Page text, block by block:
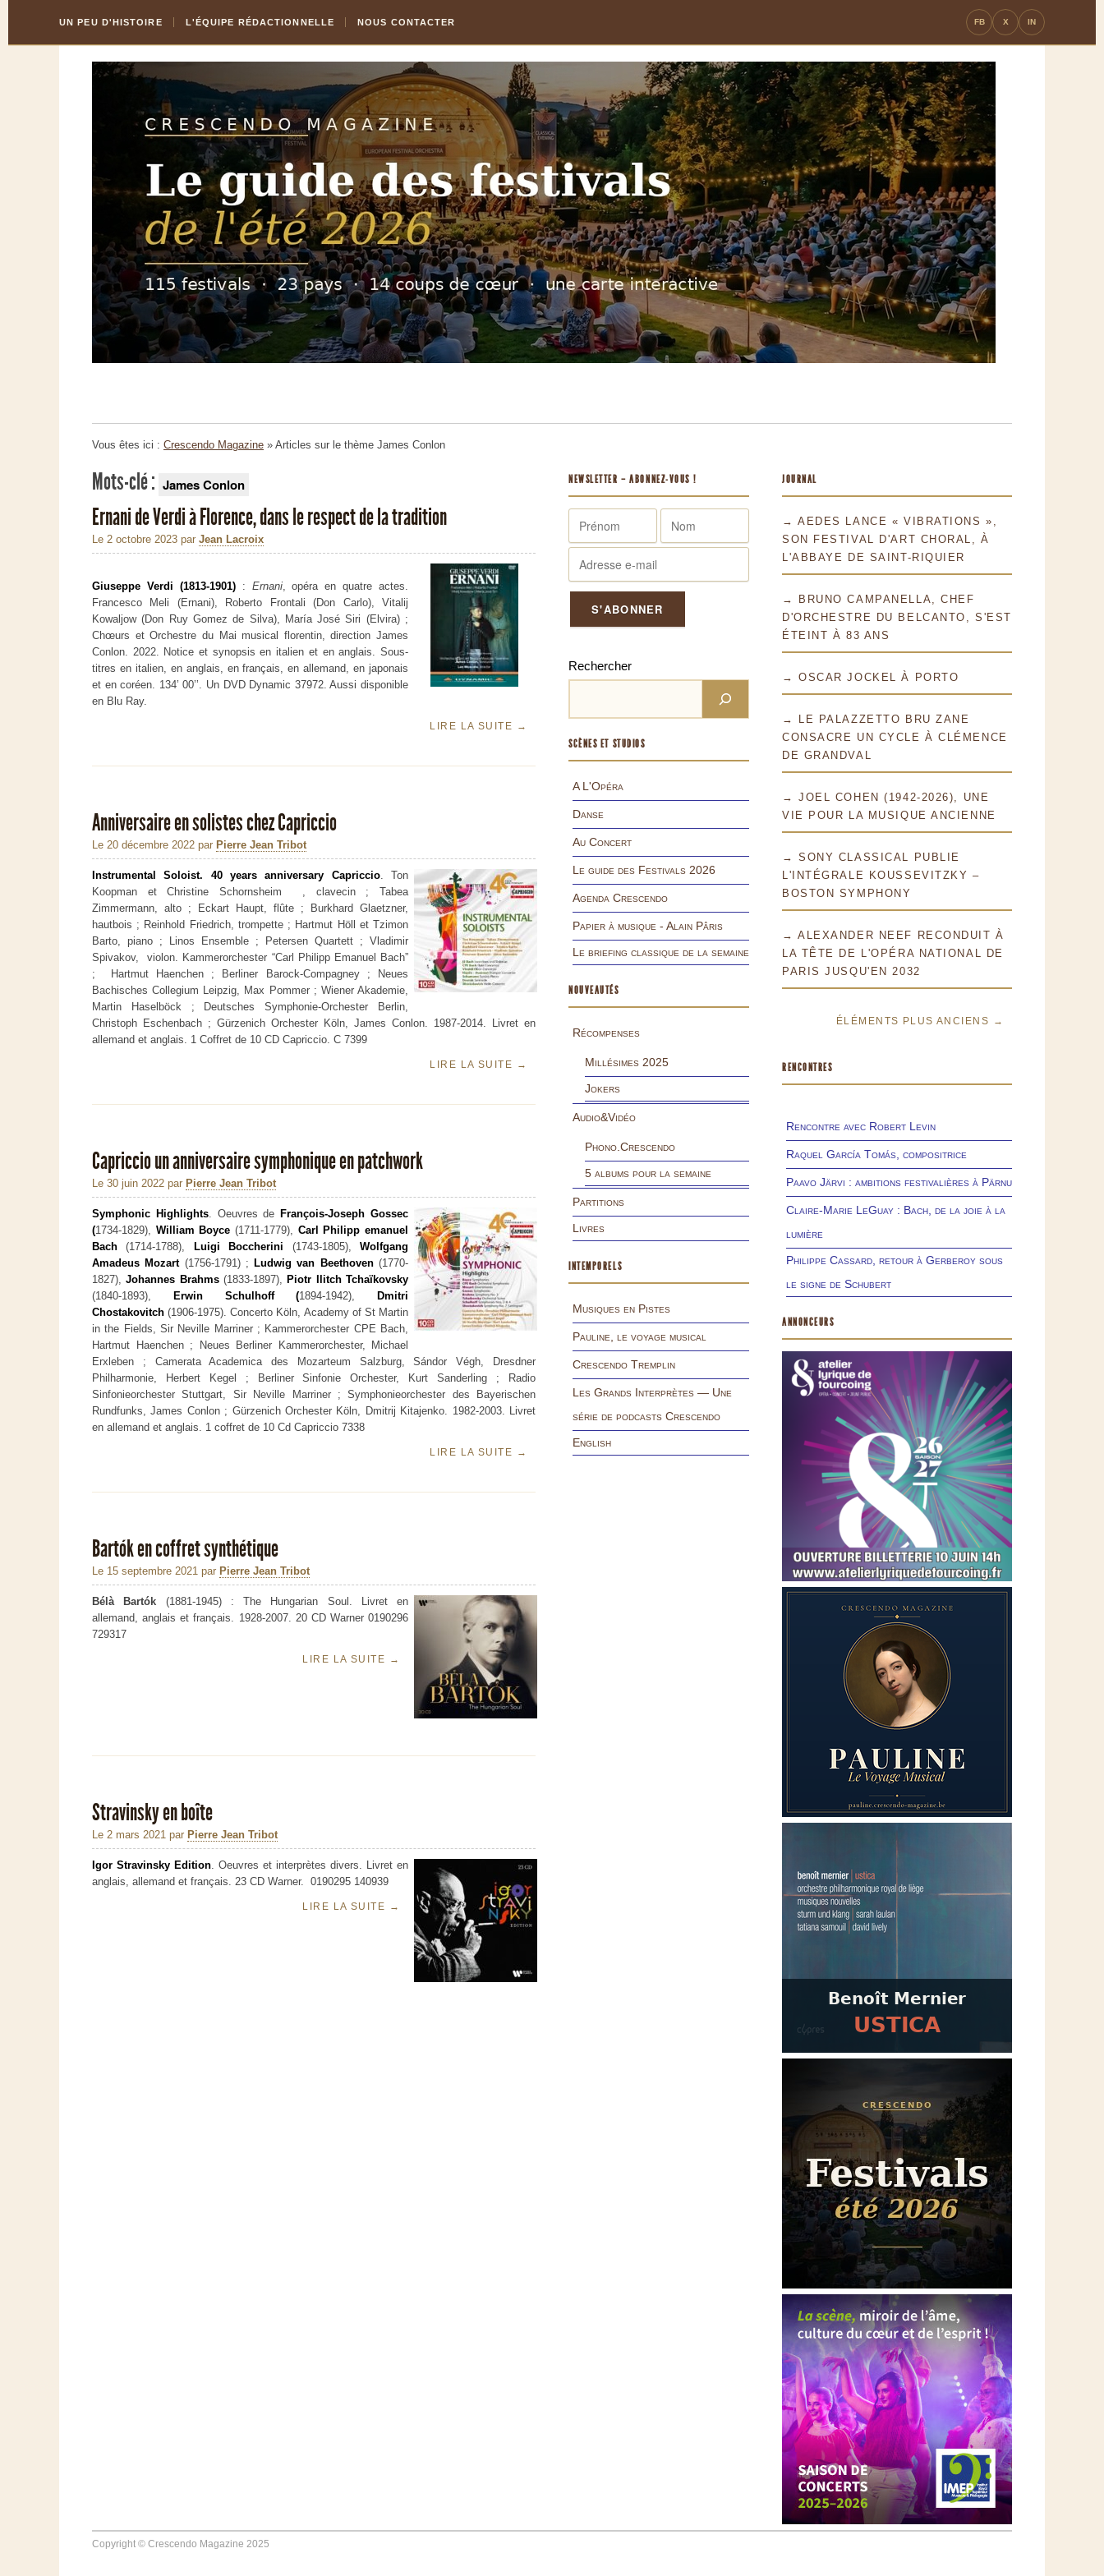
Content
la
UN PEU D'HISTOIRE L'ÉQUIPE RÉDACTIONNELLE NOUS CONTACTER FB X IN
Vous êtes ici : Crescendo Magazine » Articles sur le thème James Conlon
Mots-clé : James Conlon
Ernani de Verdi à Florence, dans le respect de la tradition
Le 2 octobre 2023 par Jean Lacroix
Giuseppe Verdi (1813-1901) : Ernani, opéra en quatre actes.
Francesco Meli (Ernani), Roberto Frontali (Don Carlo), Vitalij
Kowaljow (Don Ruy Gomez de Silva), María José Siri (Elvira) ;
Chœurs et Orchestre du Mai musical florentin, direction James
Conlon. 2022. Notice et synopsis en italien et en anglais. Sous-
titres en italien, en anglais, en français, en allemand, en japonais
et en coréen. 134’ 00’’. Un DVD Dynamic 37972. Aussi disponible
en Blu Ray.
LIRE LA SUITE →
Anniversaire en solistes chez Capriccio
Le 20 décembre 2022 par Pierre Jean Tribot
Instrumental Soloist. 40 years anniversary Capriccio. Ton
Koopman et Christine Schornsheim , clavecin ; Tabea
Zimmermann, alto ; Eckart Haupt, flûte ; Burkhard Glaetzner,
hautbois ; Reinhold Friedrich, trompette ; Hartmut Höll et Tzimon
Barto, piano ; Linos Ensemble ; Petersen Quartett ; Vladimir
Spivakov, violon. Kammerorchester “Carl Philipp Emanuel Bach”
; Hartmut Haenchen ; Berliner Barock-Compagney ; Neues
Bachisches Collegium Leipzig, Max Pommer ; Wiener Akademie,
Martin Haselböck ; Deutsches Symphonie-Orchester Berlin,
Christoph Eschenbach ; Gürzenich Orchester Köln, James Conlon. 1987-2014. Livret en
allemand et anglais. 1 Coffret de 10 CD Capriccio. C 7399
LIRE LA SUITE →
Capriccio un anniversaire symphonique en patchwork
Le 30 juin 2022 par Pierre Jean Tribot
Symphonic Highlights. Oeuvres de François-Joseph Gossec
(1734-1829), William Boyce (1711-1779), Carl Philipp emanuel
Bach (1714-1788), Luigi Boccherini (1743-1805),Wolfgang
Amadeus Mozart(1756-1791) ; Ludwig van Beethoven(1770-
1827),Johannes Brahms(1833-1897), Piotr Ilitch Tchaïkovsky
(1840-1893),
Erwin Schulhoff (1894-1942),
Dmitri
Chostakovitch (1906-1975). Concerto Köln, Academy of St Martin
in the Fields, Sir Neville Marriner ; Kammerorchester CPE Bach,
Hartmut Haenchen ; Neues Berliner Kammerorchester, Michael
Erxleben ; Camerata Academica des Mozarteum Salzburg, Sándor Végh, Dresdner
Philharmonie, Herbert Kegel ; Berliner Sinfonie Orchester, Kurt Sanderling ; Radio
Sinfonieorchester Stuttgart, Sir Neville Marriner ; Symphonieorchester des Bayerischen
Rundfunks, James Conlon ; Gürzenich Orchester Köln, Dmitrij Kitajenko. 1982-2003. Livret
en allemand et anglais. 1 coffret de 10 Cd Capriccio 7338
LIRE LA SUITE →
Bartók en coffret synthétique
Le 15 septembre 2021 par Pierre Jean Tribot
Bélà Bartók (1881-1945) : The Hungarian Soul. Livret en
allemand, anglais et français. 1928-2007. 20 CD Warner 0190296
729317
LIRE LA SUITE →
Stravinsky en boîte
Le 2 mars 2021 par Pierre Jean Tribot
Igor Stravinsky Edition. Oeuvres et interprètes divers. Livret en
anglais, allemand et français. 23 CD Warner. 0190295 140939
LIRE LA SUITE →
NEWSLETTER – ABONNEZ-VOUS !
Rechercher
SCÈNES ET STUDIOS
A L'Opéra
Danse
Au Concert
Le guide des Festivals 2026
Agenda Crescendo
Papier à musique - Alain Pâris
Le briefing classique de la semaine
NOUVEAUTÉS
Récompenses
Millésimes 2025
Jokers
Audio&Vidéo
Phono.Crescendo
5 albums pour la semaine
Partitions
Livres
INTEMPORELS
Musiques en Pistes
Pauline, le voyage musical
Crescendo Tremplin
Les Grands Interprètes — Une
série de podcasts Crescendo
English
JOURNAL
→ AEDES LANCE « VIBRATIONS »,
SON FESTIVAL D'ART CHORAL, À
L'ABBAYE DE SAINT-RIQUIER
→ BRUNO CAMPANELLA, CHEF
D'ORCHESTRE DU BELCANTO, S'EST
ÉTEINT À 83 ANS
→ OSCAR JOCKEL À PORTO
→ LE PALAZZETTO BRU ZANE
CONSACRE UN CYCLE À CLÉMENCE
DE GRANDVAL
→ JOEL COHEN (1942-2026), UNE
VIE POUR LA MUSIQUE ANCIENNE
→ SONY CLASSICAL PUBLIE
L'INTÉGRALE KOUSSEVITZKY –
BOSTON SYMPHONY
→ ALEXANDER NEEF RECONDUIT À
LA TÊTE DE L'OPÉRA NATIONAL DE
PARIS JUSQU'EN 2032
ÉLÉMENTS PLUS ANCIENS →
RENCONTRES
Rencontre avec Robert Levin
Raquel García Tomás, compositrice
Paavo Järvi : ambitions festivalières à Pärnu
Claire-Marie LeGuay : Bach, de la joie à la
lumière
Philippe Cassard, retour à Gerberoy sous
le signe de Schubert
ANNONCEURS
Copyright © Crescendo Magazine 2025